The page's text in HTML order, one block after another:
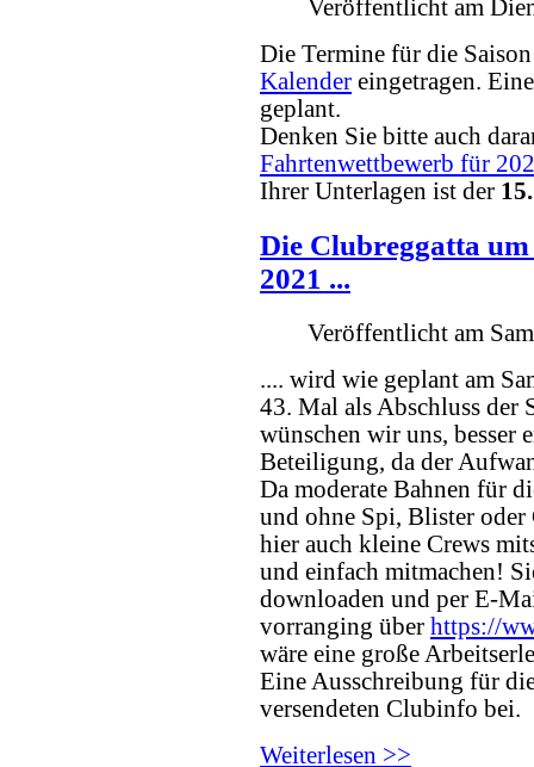
Veröffentlicht am
Die Termine für die
Kalender eingetragen.
geplant.
Denken Sie bitte auch
Fahrtenwettbewerb für
Ihrer Unterlagen ist der
Die Clubreggatta
2021 ...
Veröffentlicht am
.... wird wie geplant am
43. Mal als Abschluss der
wünschen wir uns, besser
Beteiligung, da der
Da moderate Bahnen für
und ohne Spi, Blister oder
hier auch kleine Crews
und einfach mitmachen!
downloaden und per E-
vorranging über https://
wäre eine große
Eine Ausschreibung für
versendeten Clubinfo bei.
Weiterlesen >>